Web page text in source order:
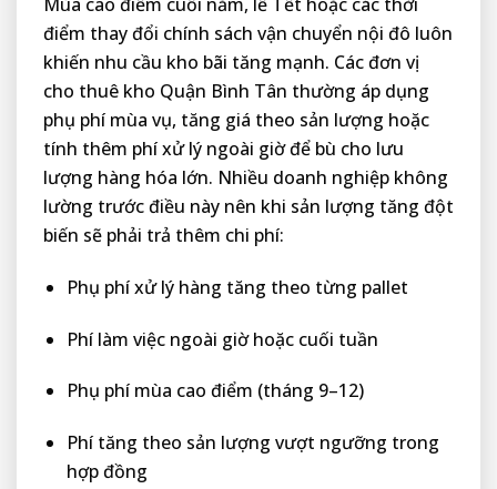
điểm thay đổi chính sách vận chuyển nội đô luôn
khiến nhu cầu kho bãi tăng mạnh. Các đơn vị
cho thuê kho Quận Bình Tân thường áp dụng
phụ phí mùa vụ, tăng giá theo sản lượng hoặc
tính thêm phí xử lý ngoài giờ để bù cho lưu
lượng hàng hóa lớn. Nhiều doanh nghiệp không
lường trước điều này nên khi sản lượng tăng đột
biến sẽ phải trả thêm chi phí:
Phụ phí xử lý hàng tăng theo từng pallet
Phí làm việc ngoài giờ hoặc cuối tuần
Phụ phí mùa cao điểm (tháng 9–12)
Phí tăng theo sản lượng vượt ngưỡng trong
hợp đồng